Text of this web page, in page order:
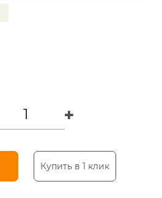
Купить в 1 клик